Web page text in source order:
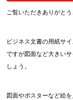
ご覧いただきありがとう
ビジネス文書の用紙サイ
ですが図面など大きい
しょう。
図面やポスターなど絵